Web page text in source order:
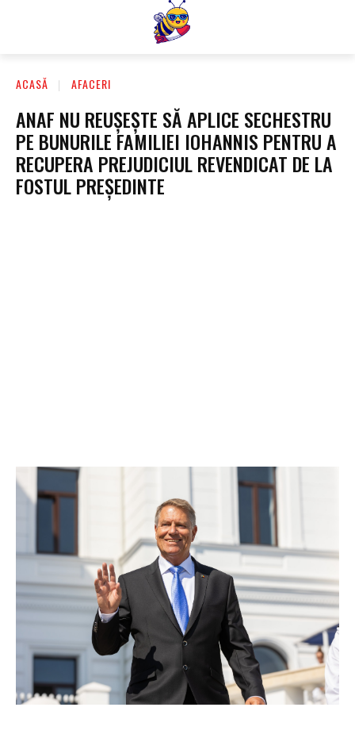
ACASĂ AFACERI
ANAF NU REUȘEȘTE SĂ APLICE SECHESTRU
PE BUNURILE FAMILIEI IOHANNIS PENTRU A
RECUPERA PREJUDICIUL REVENDICAT DE LA
FOSTUL PREȘEDINTE